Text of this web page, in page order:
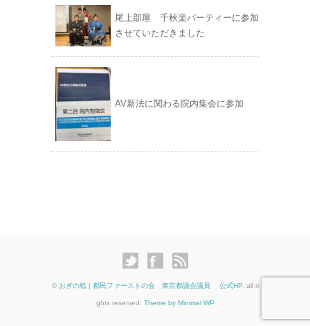
尾上部屋 千秋楽パーティーに参加
させていただきました
AV新法に関わる院内集会に参加
© おぎの稔 | 都民ファーストの会 東京都議会議員 公式HP. all ri
ghts reserved. Theme by Minimal WP